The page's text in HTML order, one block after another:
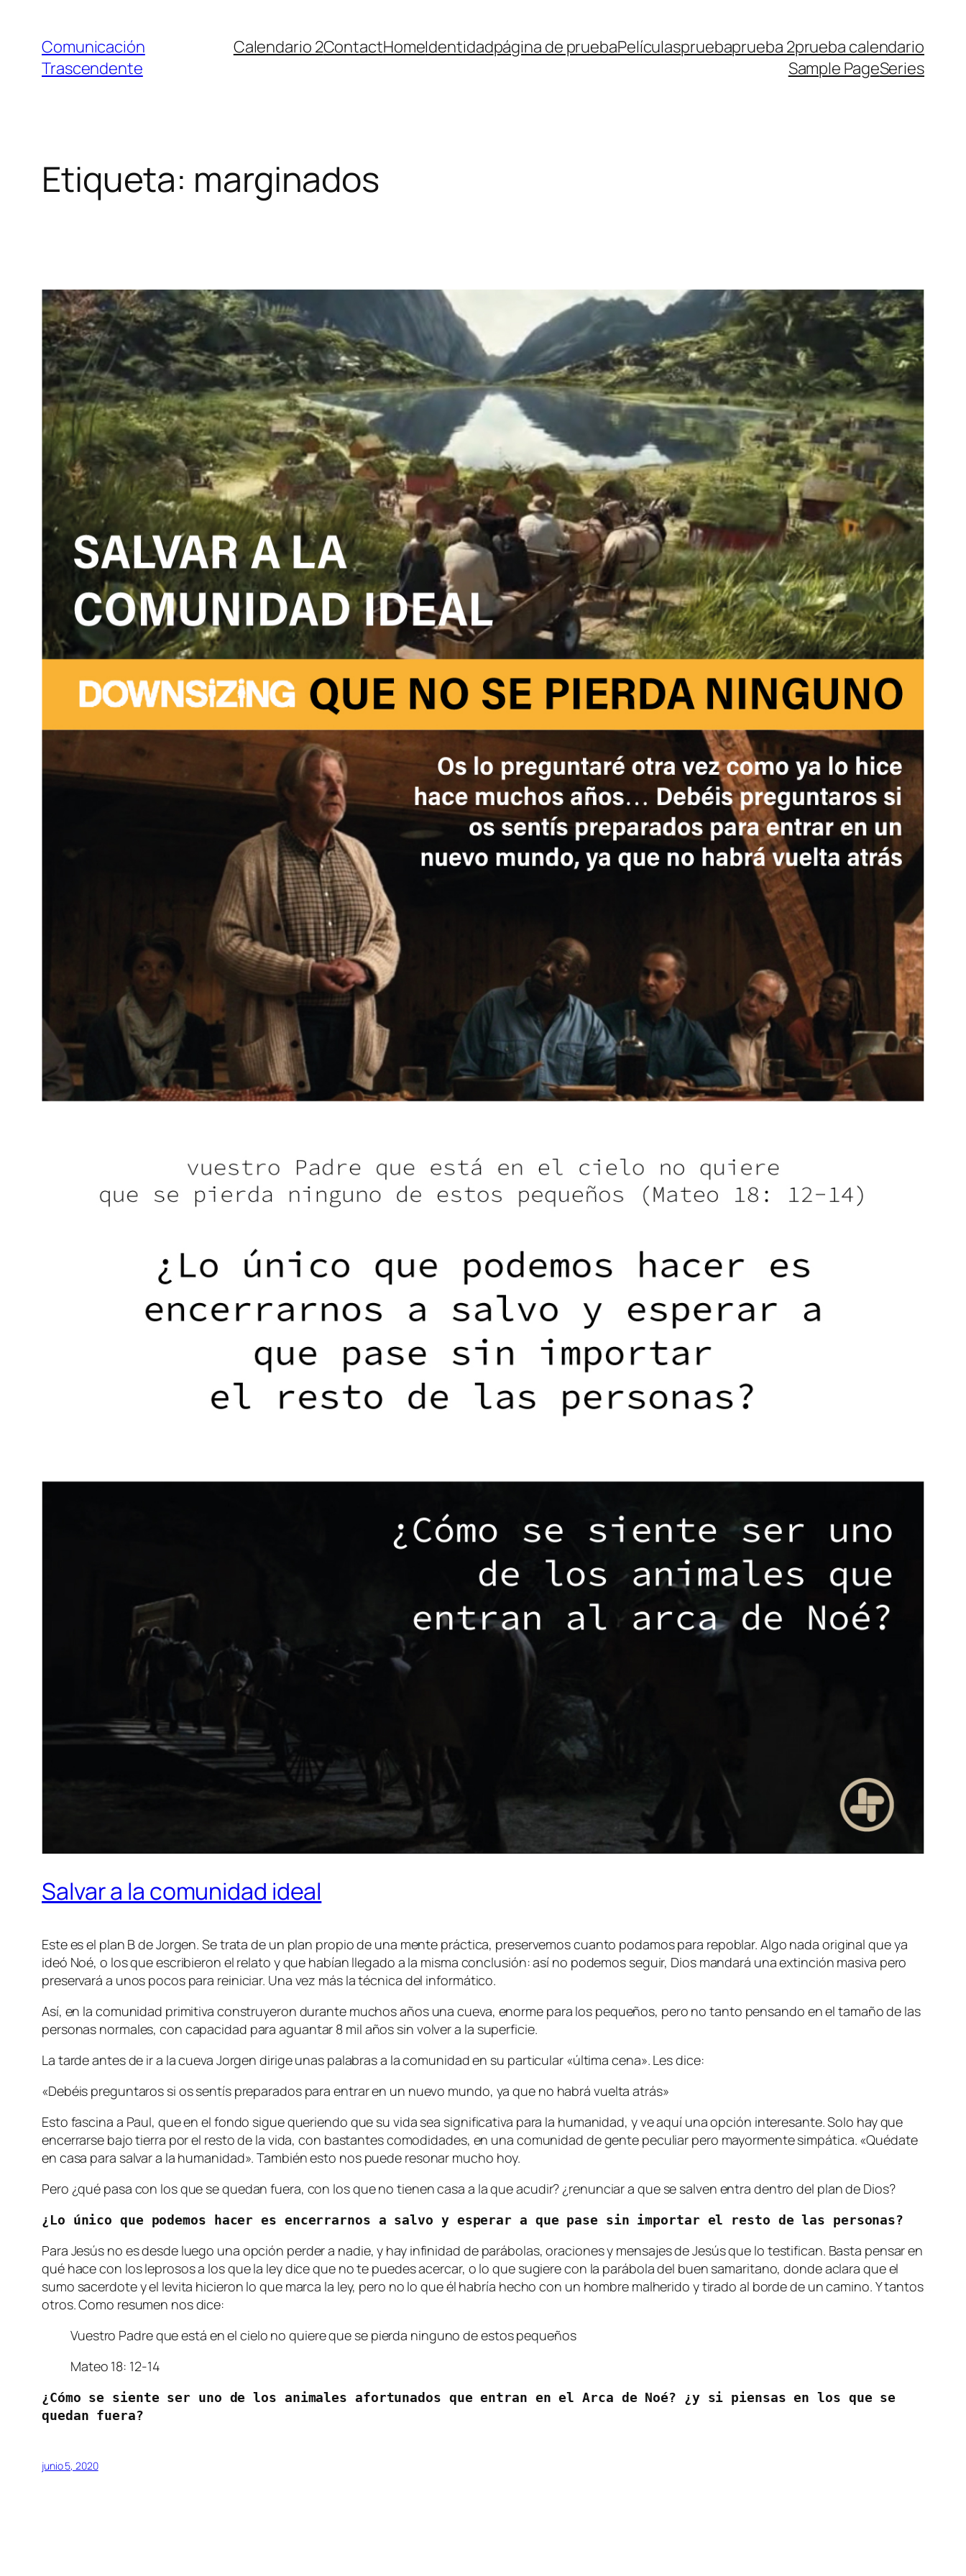
contenido
Comunicación
Trascendente
Calendario 2ContactHomeIdentidadpágina de pruebaPelículaspruebaprueba 2prueba calendario
Sample PageSeries
Etiqueta: marginados
Salvar a la comunidad ideal
Este es el plan B de Jorgen. Se trata de un plan propio de una mente práctica, preservemos cuanto podamos para repoblar. Algo nada original que ya
ideó Noé, o los que escribieron el relato y que habían llegado a la misma conclusión: así no podemos seguir, Dios mandará una extinción masiva pero
preservará a unos pocos para reiniciar. Una vez más la técnica del informático.
Así, en la comunidad primitiva construyeron durante muchos años una cueva, enorme para los pequeños, pero no tanto pensando en el tamaño de las
personas normales, con capacidad para aguantar 8 mil años sin volver a la superficie.
La tarde antes de ir a la cueva Jorgen dirige unas palabras a la comunidad en su particular «última cena». Les dice:
«Debéis preguntaros si os sentís preparados para entrar en un nuevo mundo, ya que no habrá vuelta atrás»
Esto fascina a Paul, que en el fondo sigue queriendo que su vida sea significativa para la humanidad, y ve aquí una opción interesante. Solo hay que
encerrarse bajo tierra por el resto de la vida, con bastantes comodidades, en una comunidad de gente peculiar pero mayormente simpática. «Quédate
en casa para salvar a la humanidad». También esto nos puede resonar mucho hoy.
Pero ¿qué pasa con los que se quedan fuera, con los que no tienen casa a la que acudir? ¿renunciar a que se salven entra dentro del plan de Dios?
¿Lo único que podemos hacer es encerrarnos a salvo y esperar a que pase sin importar el resto de las personas?
Para Jesús no es desde luego una opción perder a nadie, y hay infinidad de parábolas, oraciones y mensajes de Jesús que lo testifican. Basta pensar en
qué hace con los leprosos a los que la ley dice que no te puedes acercar, o lo que sugiere con la parábola del buen samaritano, donde aclara que el
sumo sacerdote y el levita hicieron lo que marca la ley, pero no lo que él habría hecho con un hombre malherido y tirado al borde de un camino. Y tantos
otros. Como resumen nos dice:
Vuestro Padre que está en el cielo no quiere que se pierda ninguno de estos pequeños
Mateo 18: 12-14
¿Cómo se siente ser uno de los animales afortunados que entran en el Arca de Noé? ¿y si piensas en los que se
quedan fuera?
junio 5, 2020